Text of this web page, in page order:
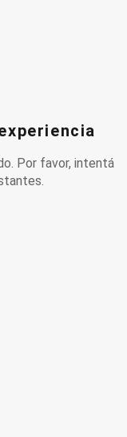
Por favor, intentá